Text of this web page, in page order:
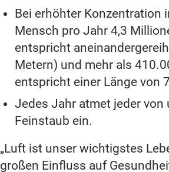
Bei erhöhter Konzentration
Mensch pro Jahr 4,3
entspricht
Metern) und mehr als
entspricht einer Länge von
Jedes Jahr atmet jeder von
Feinstaub ein.
„Luft ist unser wichtigstes
großen Einfluss auf